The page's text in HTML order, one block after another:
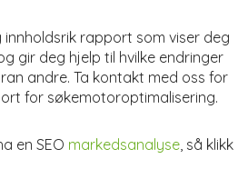
rapport som viser deg
gir deg hjelp til hvilke endringer
andre. Ta kontakt med oss for
for søkemotoroptimalisering.
en SEO markedsanalyse , så klikk